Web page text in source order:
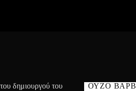
δημιουργού του
ΟΥΖΟ